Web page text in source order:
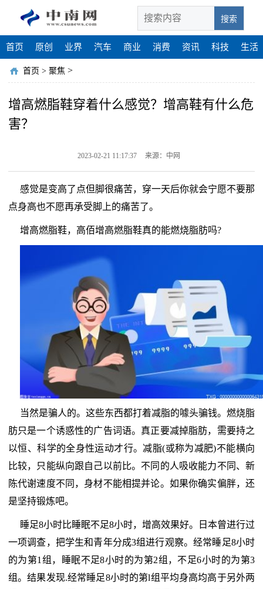
搜索
首页 原创 业界 汽车 商业 消费 资讯 科技 生活
首页 > 聚焦 >
增高燃脂鞋穿着什么感觉？增高鞋有什么危
害？
2023-02-21 11:17:37 来源：中网
感觉是变高了点但脚很痛苦，穿一天后你就会宁愿不要那
点身高也不愿再承受脚上的痛苦了。
增高燃脂鞋，高佰增高燃脂鞋真的能燃烧脂肪吗?
当然是骗人的。这些东西都打着减脂的噱头骗钱。燃烧脂
肪只是一个诱惑性的广告词语。真正要减掉脂肪，需要持之
以恒、科学的全身性运动才行。减脂(或称为减肥)不能横向
比较，只能纵向跟自己以前比。不同的人吸收能力不同、新
陈代谢速度不同，身材不能相提并论。如果你确实偏胖，还
是坚持锻炼吧。
睡足8小时比睡眠不足8小时，增高效果好。日本曾进行过
一项调查，把学生和青年分成3组进行观察。经常睡足8小时
的为第1组，睡眠不足8小时的为第2组，不足6小时的为第3
组。结果发现.经常睡足8小时的第l组平均身高均高于另外两